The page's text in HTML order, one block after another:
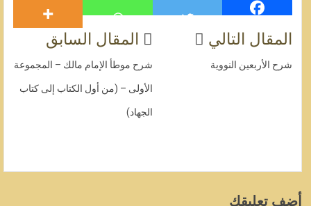
المقال السابق
شرح موطأ الإمام مالك – المجموعة
الأولى – (من أول الكتاب إلى كتاب
الجهاد)
المقال التالي
شرح الأربعين النووية
أضف تعليقك